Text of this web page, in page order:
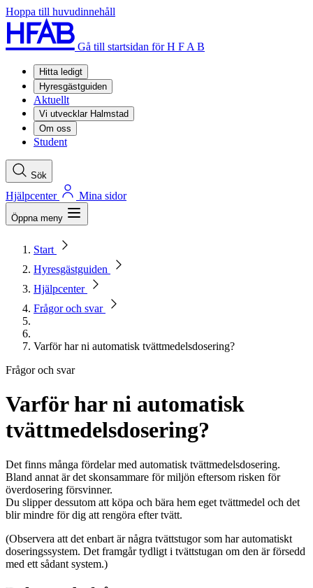
Hoppa till huvudinnehåll
Gå till startsidan för H F A B
Hitta ledigt
Hyresgästguiden
Aktuellt
Vi utvecklar Halmstad
Om oss
Student
Sök
Hjälpcenter Mina sidor
Öppna meny
Start
Hyresgästguiden
Hjälpcenter
Frågor och svar
Varför har ni automatisk tvättmedelsdosering?
Frågor och svar
Varför har ni automatisk
tvättmedelsdosering?
Det finns många fördelar med automatisk tvättmedelsdosering.
Bland annat är det skonsammare för miljön eftersom risken för
överdosering försvinner.
Du slipper dessutom att köpa och bära hem eget tvättmedel och det
blir mindre för dig att rengöra efter tvätt.
(Observera att det enbart är några tvättstugor som har automatiskt
doseringssystem. Det framgår tydligt i tvättstugan om den är försedd
med ett sådant system.)